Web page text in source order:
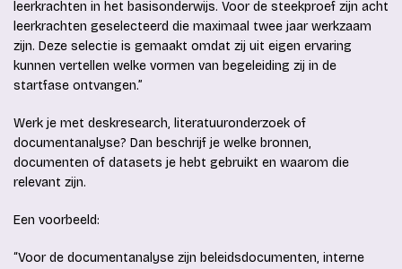
leerkrachten in het basisonderwijs. Voor de steekproef zijn acht
leerkrachten geselecteerd die maximaal twee jaar werkzaam
zijn. Deze selectie is gemaakt omdat zij uit eigen ervaring
kunnen vertellen welke vormen van begeleiding zij in de
startfase ontvangen.”
Werk je met deskresearch, literatuuronderzoek of
documentanalyse? Dan beschrijf je welke bronnen,
documenten of datasets je hebt gebruikt en waarom die
relevant zijn.
Een voorbeeld:
“Voor de documentanalyse zijn beleidsdocumenten, interne